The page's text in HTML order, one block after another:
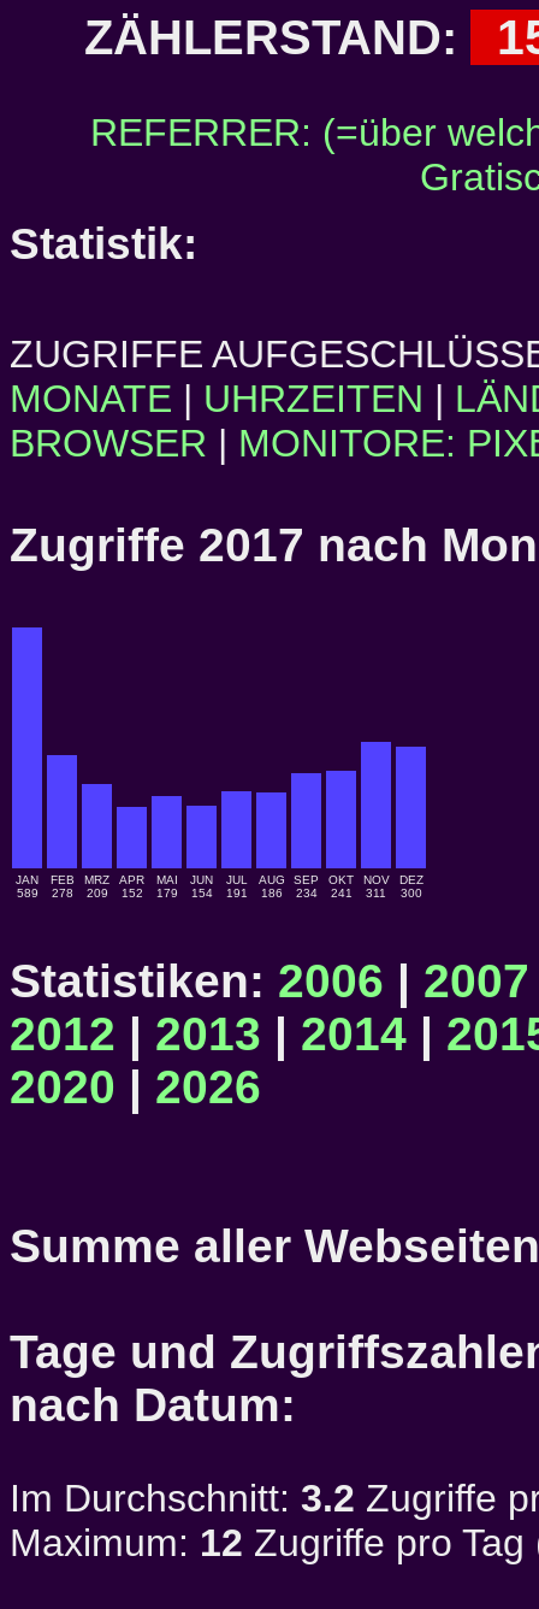
ZÄHLERSTAND:
REFERRER: (=über
Statistik:
ZUGRIFFE
MONATE | UHRZEITEN |
BROWSER | MONITORE:
Zugriffe 2017 nach
JAN
589
FEB
278
MRZ
209
APR
152
MAI
179
JUN
154
JUL
191
AUG
186
SEP
234
OKT
241
NOV
311
DEZ
300
Statistiken: 2006 | 2007
2012 | 2013 | 2014 |
2020 | 2026
Summe aller
Tage und
nach Datum:
Im Durchschnitt: 3.2 Zugriffe
Maximum: 12 Zugriffe pro